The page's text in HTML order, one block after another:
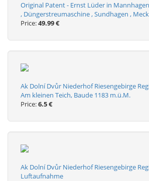
Original Patent - Ernst Lüder in
, Düngerstreumaschine , Sundhagen ,
Price:49.99 €
Ak Dolní Dvůr Niederhof Riesengebirge
Am kleinen Teich, Baude 1183 m.ü.M.
Price:6.5 €
Ak Dolní Dvůr Niederhof Riesengebirge
Luftaufnahme